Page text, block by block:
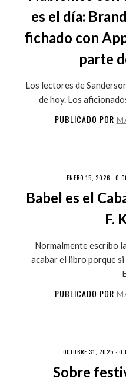
es el día:
fichado con
parte
Los lectores de
de hoy. Los
PUBLICADO POR
ENERO 15, 2026 · 0
Babel es el
F.
Normalmente escribo
acabar el libro porque
PUBLICADO POR
OCTUBRE 31, 2025 · 0
Sobre